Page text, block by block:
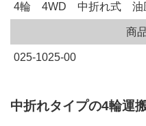
4輪 4WD 中折れ式 油
商
025-1025-00
中折れタイプの4輪運